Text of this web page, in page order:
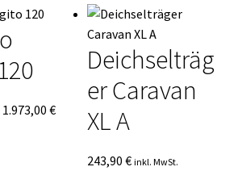
sortiert
1.973,00 €
Deichselträg
er Caravan
XL A
243,90€ inkl. MwSt.